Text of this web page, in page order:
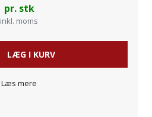
pr. stk
inkl. moms
Læs mere
LÆG I KURV